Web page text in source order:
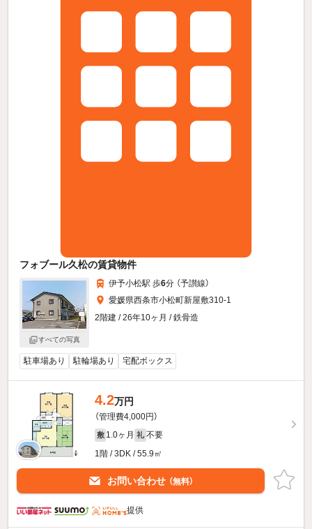
フォブール久松の賃貸物件
すべての写真
伊予小松駅 歩6分 （予讃線）
愛媛県西条市小松町新屋敷310-1
2階建 / 26年10ヶ月 / 鉄骨造
駐車場あり 駐輪場あり 宅配ボックス
4.2万円
（管理費4,000円）
敷 1.0ヶ月 礼 不要
1階 / 3DK / 55.9㎡
お問い合わせ （無料）
提供